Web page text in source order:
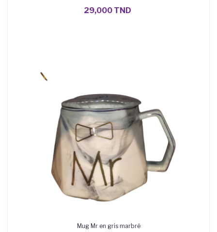
29,000 TND
Mug Mr en gris marbré